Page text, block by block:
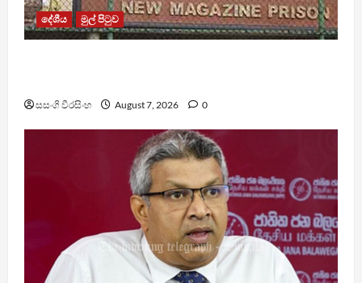
දේශීය මුල් පිටුව
සසංගි වීරසිංහ August 7, 2026 0